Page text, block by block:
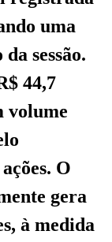
uma
sessão.
44,7
volume
O
gera
à medida